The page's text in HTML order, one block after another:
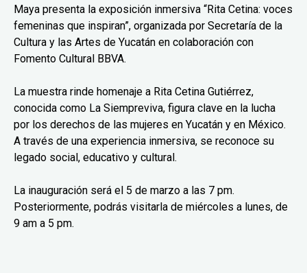
Maya presenta la exposición inmersiva “Rita Cetina: voces
femeninas que inspiran”, organizada por Secretaría de la
Cultura y las Artes de Yucatán en colaboración con
Fomento Cultural BBVA.
La muestra rinde homenaje a Rita Cetina Gutiérrez,
conocida como La Siempreviva, figura clave en la lucha
por los derechos de las mujeres en Yucatán y en México.
A través de una experiencia inmersiva, se reconoce su
legado social, educativo y cultural.
La inauguración será el 5 de marzo a las 7 pm.
Posteriormente, podrás visitarla de miércoles a lunes, de
9 am a 5 pm.